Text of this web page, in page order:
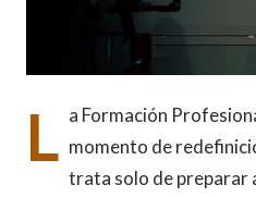
L a Formación
momento de
trata solo de preparar